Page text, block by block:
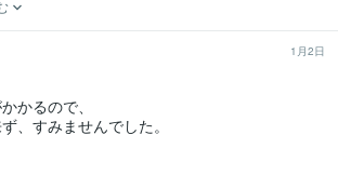
1月2日
かるので、